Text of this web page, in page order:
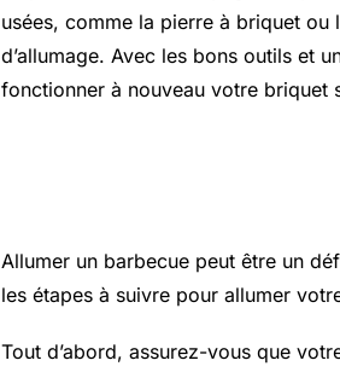
usées, comme la pierre à briquet
d’allumage. Avec les bons outils et
fonctionner à nouveau votre briquet
Allumer un barbecue peut être un
les étapes à suivre pour allumer
Tout d’abord, assurez-vous que